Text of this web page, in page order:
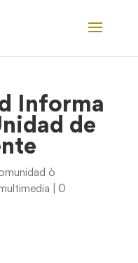
Informa
de
ò
0